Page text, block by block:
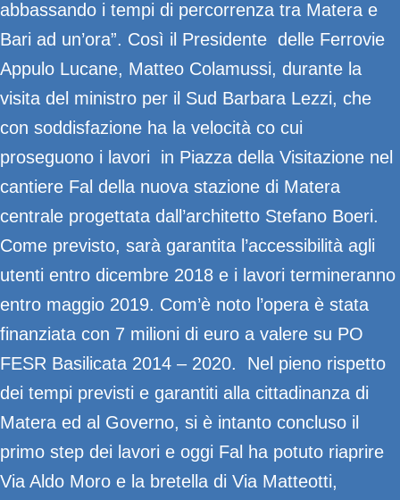
abbassando i tempi di percorrenza tra Matera e
Bari ad un’ora”. Così il Presidente delle Ferrovie
Appulo Lucane, Matteo Colamussi, durante la
visita del ministro per il Sud Barbara Lezzi, che
con soddisfazione ha la velocità co cui
proseguono i lavori in Piazza della Visitazione nel
cantiere Fal della nuova stazione di Matera
centrale progettata dall’architetto Stefano Boeri.
Come previsto, sarà garantita l’accessibilità agli
utenti entro dicembre 2018 e i lavori termineranno
entro maggio 2019. Com’è noto l’opera è stata
finanziata con 7 milioni di euro a valere su PO
FESR Basilicata 2014 – 2020. Nel pieno rispetto
dei tempi previsti e garantiti alla cittadinanza di
Matera ed al Governo, si è intanto concluso il
primo step dei lavori e oggi Fal ha potuto riaprire
Via Aldo Moro e la bretella di Via Matteotti,